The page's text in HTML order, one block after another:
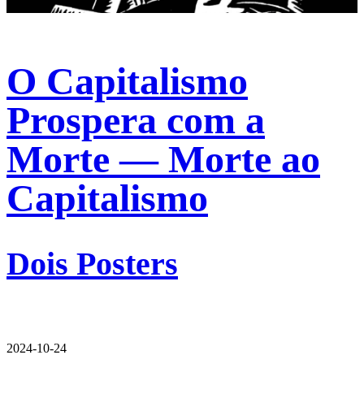
O Capitalismo
Prospera com a
Morte — Morte ao
Capitalismo
Dois Posters
2024-10-24